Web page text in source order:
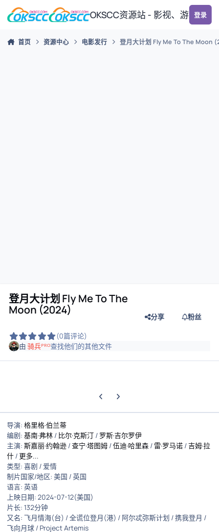
跳转到帖子
OKSCC资源站 - 影视、游戏、
登录
首页 资源中心 电影发行 登月大计划 Fly Me To The Moon
登月大计划 Fly Me To The
Moon (2024)
(0篇评论)
分享 粉丝
由骑兵ᴾᴿᴼ查找他们的其他文件
上一张轮播幻灯片
下一张轮播幻灯片
导演: 格里格·伯兰蒂
编剧: 基南·弗林 / 比尔·克斯汀 / 罗斯·吉尔罗伊
主演: 斯嘉丽·约翰逊 /查宁·塔图姆 /伍迪·哈里森 / 雷·罗马诺 /吉姆·拉
什 / 更多...
类型: 喜剧 / 爱情
制片国家/地区: 美国 / 英国
语言: 英语
上映日期: 2024-07-12(美国)
片长: 132分钟
又名: 飞月情海(台) / 全谎位登月(港) / 阿尔忒弥斯计划 / 携我登月 /
飞向月球 / Project Artemis